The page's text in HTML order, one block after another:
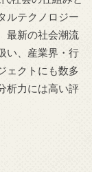
ルテクノロジー
最新の社会潮流
い、産業界・行
ェクトにも数多
析力には高い評